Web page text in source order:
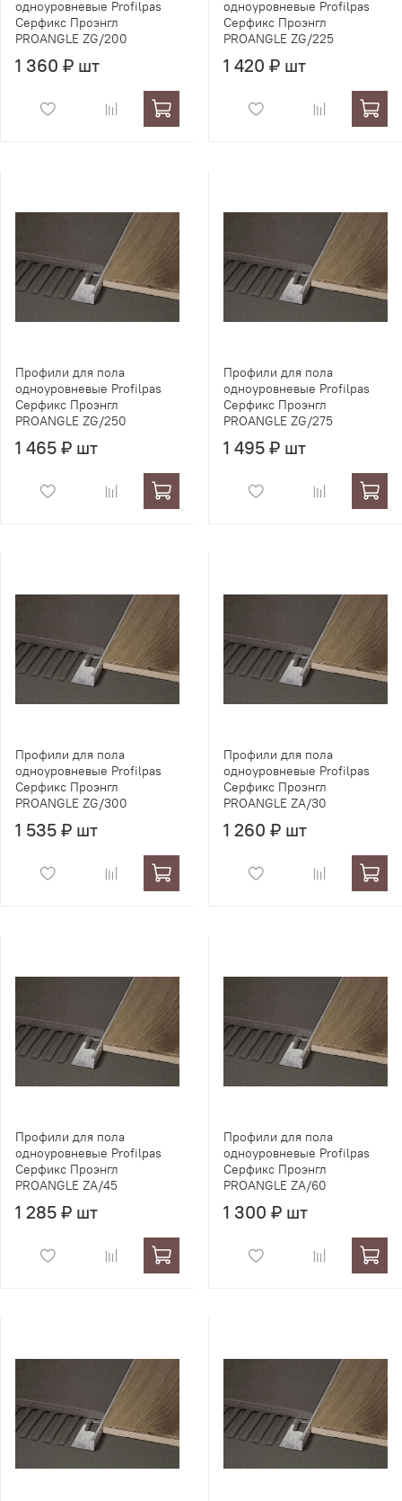
одноуровневые Profilpas
Серфикс Проэнгл
PROANGLE ZG/200
1 360 ₽ шт
одноуровневые Profilpas
Серфикс Проэнгл
PROANGLE ZG/225
1 420 ₽ шт
Профили для пола
одноуровневые Profilpas
Серфикс Проэнгл
PROANGLE ZG/250
1 465 ₽ шт
Профили для пола
одноуровневые Profilpas
Серфикс Проэнгл
PROANGLE ZG/275
1 495 ₽ шт
Профили для пола
одноуровневые Profilpas
Серфикс Проэнгл
PROANGLE ZG/300
1 535 ₽ шт
Профили для пола
одноуровневые Profilpas
Серфикс Проэнгл
PROANGLE ZA/30
1 260 ₽ шт
Профили для пола
одноуровневые Profilpas
Серфикс Проэнгл
PROANGLE ZA/45
1 285 ₽ шт
Профили для пола
одноуровневые Profilpas
Серфикс Проэнгл
PROANGLE ZA/60
1 300 ₽ шт